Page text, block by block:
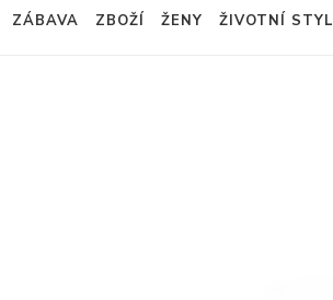
ZÁBAVA ZBOŽÍ ŽENY ŽIVOTNÍ STYL